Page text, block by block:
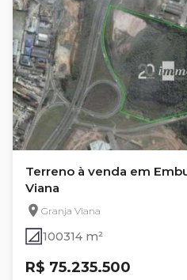
Terreno à venda em
Viana
Granja Viana
100314 m²
R$ 75.235.500